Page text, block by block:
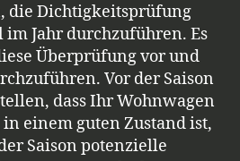
die Dichtigkeitsprüfung
Jahr durchzuführen. Es
Überprüfung vor und
Vor der Saison
dass Ihr Wohnwagen
einem guten Zustand ist,
Saison potenzielle